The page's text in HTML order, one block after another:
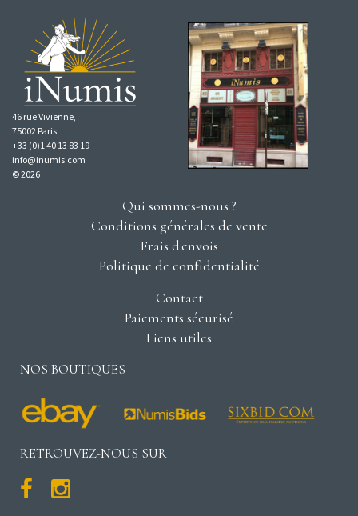
46 rue Vivienne,
75002 Paris
+33 (0)1 40 13 83 19
info@inumis.com
© 2026
Qui sommes-nous ?
Conditions générales de vente
Frais d'envois
Politique de confidentialité
Contact
Paiements sécurisé
Liens utiles
NOS BOUTIQUES
RETROUVEZ-NOUS SUR